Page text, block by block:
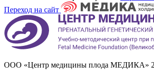
Переход на сайт
ООО «Центр медицины плода МЕДИКА»